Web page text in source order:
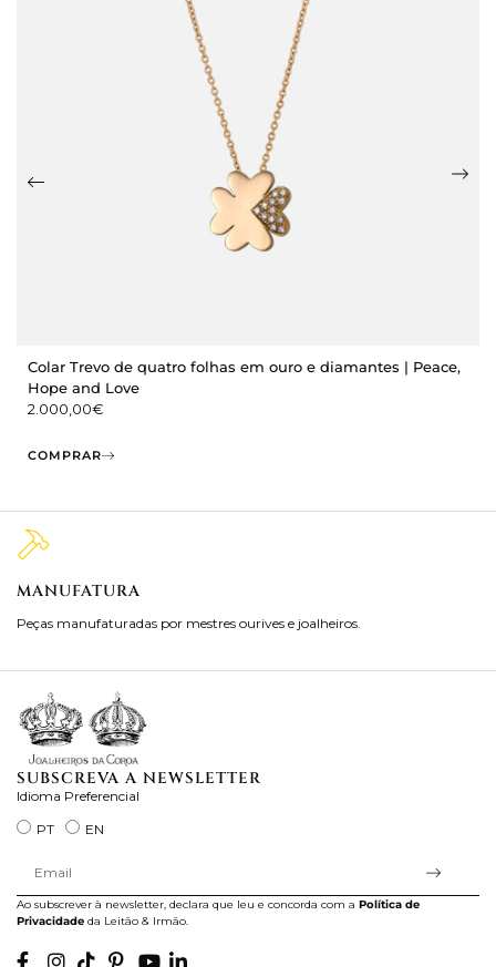
Colar Trevo de quatro folhas em ouro e diamantes | Peace,
Hope and Love
2.000,00€
COMPRAR
MANUFATURA
Peças manufaturadas por mestres ourives e joalheiros.
SUBSCREVA A NEWSLETTER
Idioma Preferencial
PT
EN
Ao subscrever à newsletter, declara que leu e concorda com a Política de
Privacidade da Leitão & Irmão.